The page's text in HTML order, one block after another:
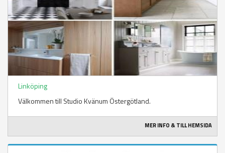
Linköping
Välkommen till Studio Kvänum Östergötland.
MER INFO & TILL HEMSIDA